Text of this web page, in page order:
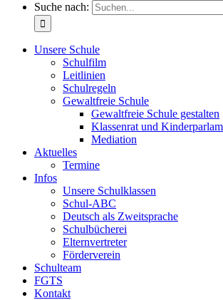
Suche nach:
Unsere Schule
Schulfilm
Leitlinien
Schulregeln
Gewaltfreie Schule
Gewaltfreie Schule gestalten
Klassenrat und
Mediation
Aktuelles
Termine
Infos
Unsere Schulklassen
Schul-ABC
Deutsch als Zweitsprache
Schulbücherei
Elternvertreter
Förderverein
Schulteam
FGTS
Kontakt